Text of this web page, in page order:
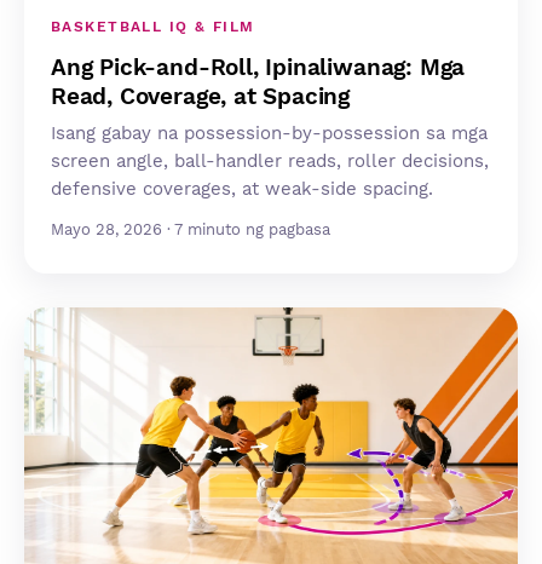
BASKETBALL IQ & FILM
Ang Pick-and-Roll, Ipinaliwanag: Mga
Read, Coverage, at Spacing
Isang gabay na possession-by-possession sa mga
screen angle, ball-handler reads, roller decisions,
defensive coverages, at weak-side spacing.
Mayo 28, 2026 · 7 minuto ng pagbasa